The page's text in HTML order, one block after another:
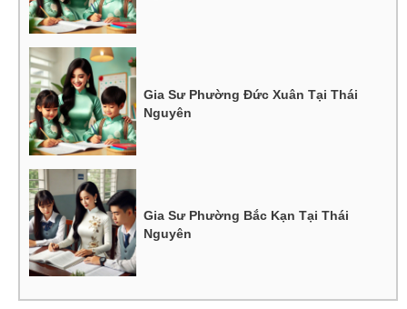
Gia Sư Phường Đức Xuân Tại Thái
Nguyên
Gia Sư Phường Bắc Kạn Tại Thái
Nguyên